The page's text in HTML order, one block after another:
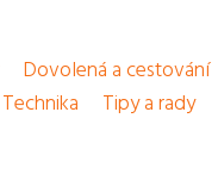
Dovolená a cestování
Technika Tipy a rady